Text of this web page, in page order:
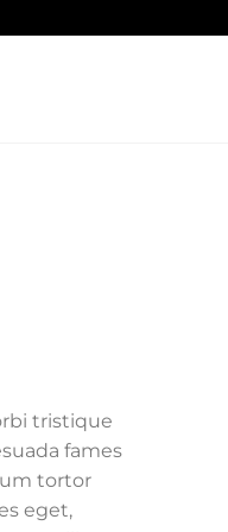
tristique
fames
tortor
eget,